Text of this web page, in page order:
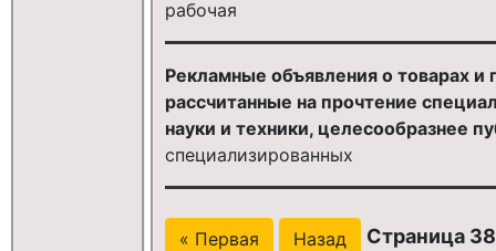
рабочая
Рекламные объявления о товарах
рассчитанные на прочтение
науки и техники, целесообразнее
специализированных
« Первая Назад Страница